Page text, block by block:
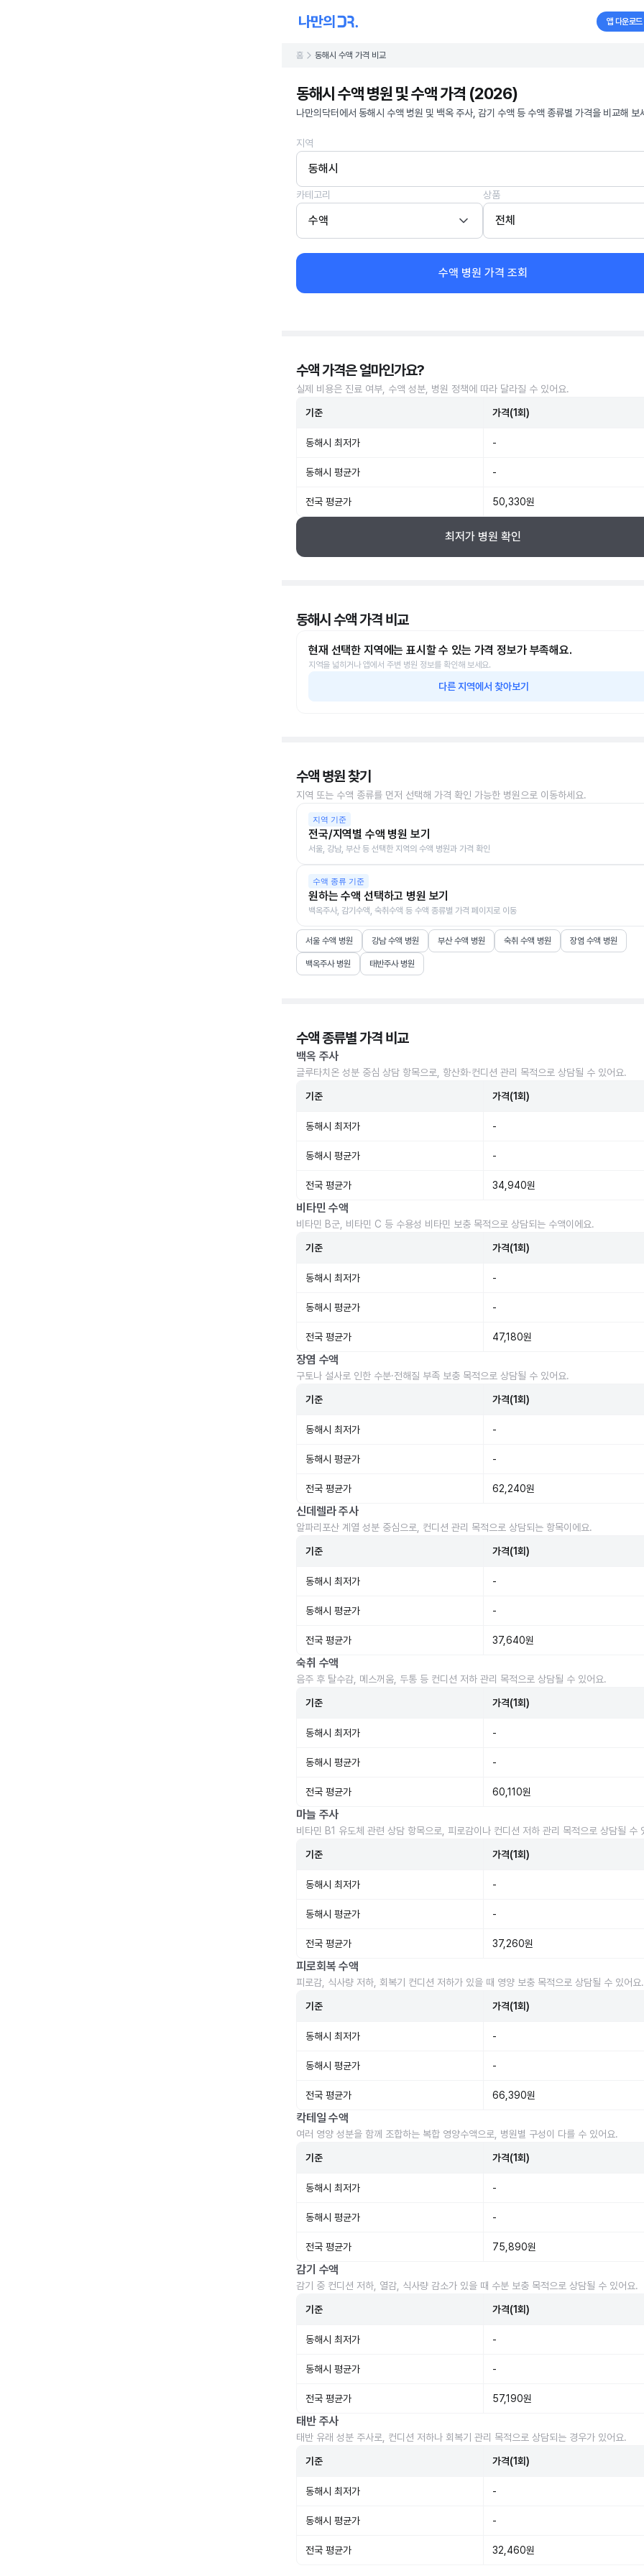
앱 다운로드
홈 동해시 수액 가격 비교
동해시 수액 병원 및 수액 가격 (2026)
나만의닥터에서 동해시 수액 병원 및 백옥 주사, 감기 수액 등 수액 종류별 가격을 비교해 보
지역
동해시
카테고리
수액
상품
전체
수액 병원 가격 조회
수액 가격은 얼마인가요?
실제 비용은 진료 여부, 수액 성분, 병원 정책에 따라 달라질 수 있어요.
기준 가격(1회)
동해시 최저가 -
동해시 평균가 -
전국 평균가 50,330원
최저가 병원 확인
동해시 수액 가격 비교
현재 선택한 지역에는 표시할 수 있는 가격 정보가 부족해요.
지역을 넓히거나 앱에서 주변 병원 정보를 확인해 보세요.
다른 지역에서 찾아보기
수액 병원 찾기
지역 또는 수액 종류를 먼저 선택해 가격 확인 가능한 병원으로 이동하세요.
지역 기준
전국/지역별 수액 병원 보기
서울, 강남, 부산 등 선택한 지역의 수액 병원과 가격 확인
수액 종류 기준
원하는 수액 선택하고 병원 보기
백옥주사, 감기수액, 숙취수액 등 수액 종류별 가격 페이지로 이동
서울 수액 병원 강남 수액 병원 부산 수액 병원 숙취 수액 병원 장염 수액 병원
백옥주사 병원 태반주사 병원
수액 종류별 가격 비교
백옥 주사
글루타치온 성분 중심 상담 항목으로, 항산화·컨디션 관리 목적으로 상담될 수 있어요.
기준 가격(1회)
동해시 최저가 -
동해시 평균가 -
전국 평균가 34,940원
비타민 수액
비타민 B군, 비타민 C 등 수용성 비타민 보충 목적으로 상담되는 수액이에요.
기준 가격(1회)
동해시 최저가 -
동해시 평균가 -
전국 평균가 47,180원
장염 수액
구토나 설사로 인한 수분·전해질 부족 보충 목적으로 상담될 수 있어요.
기준 가격(1회)
동해시 최저가 -
동해시 평균가 -
전국 평균가 62,240원
신데렐라 주사
알파리포산 계열 성분 중심으로, 컨디션 관리 목적으로 상담되는 항목이에요.
기준 가격(1회)
동해시 최저가 -
동해시 평균가 -
전국 평균가 37,640원
숙취 수액
음주 후 탈수감, 메스꺼움, 두통 등 컨디션 저하 관리 목적으로 상담될 수 있어요.
기준 가격(1회)
동해시 최저가 -
동해시 평균가 -
전국 평균가 60,110원
마늘 주사
비타민 B1 유도체 관련 상담 항목으로, 피로감이나 컨디션 저하 관리 목적으로 상담될 수
기준 가격(1회)
동해시 최저가 -
동해시 평균가 -
전국 평균가 37,260원
피로회복 수액
피로감, 식사량 저하, 회복기 컨디션 저하가 있을 때 영양 보충 목적으로 상담될 수 있어요.
기준 가격(1회)
동해시 최저가 -
동해시 평균가 -
전국 평균가 66,390원
칵테일 수액
여러 영양 성분을 함께 조합하는 복합 영양수액으로, 병원별 구성이 다를 수 있어요.
기준 가격(1회)
동해시 최저가 -
동해시 평균가 -
전국 평균가 75,890원
감기 수액
감기 중 컨디션 저하, 열감, 식사량 감소가 있을 때 수분 보충 목적으로 상담될 수 있어요.
기준 가격(1회)
동해시 최저가 -
동해시 평균가 -
전국 평균가 57,190원
태반 주사
태반 유래 성분 주사로, 컨디션 저하나 회복기 관리 목적으로 상담되는 경우가 있어요.
기준 가격(1회)
동해시 최저가 -
동해시 평균가 -
전국 평균가 32,460원